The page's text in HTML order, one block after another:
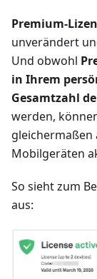
Premium-
unverändert
Und obwohl
in Ihrem
Gesamtzahl
werden,
gleichermaßen
Mobilgeräten
So sieht zum
aus: